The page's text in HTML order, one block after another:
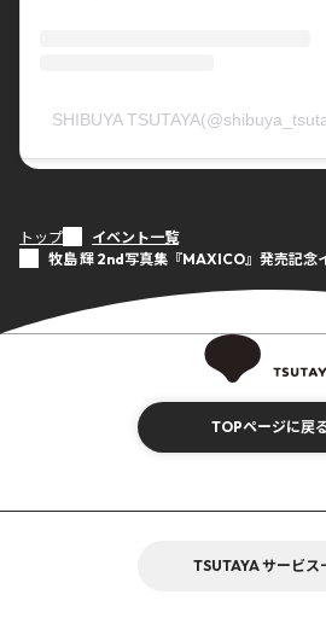
トップ
イベント一覧
牧島 輝 2nd写真集『MAXICO』発売記念
SHIBUYA
TOPページに戻
TSUTAYA サービス